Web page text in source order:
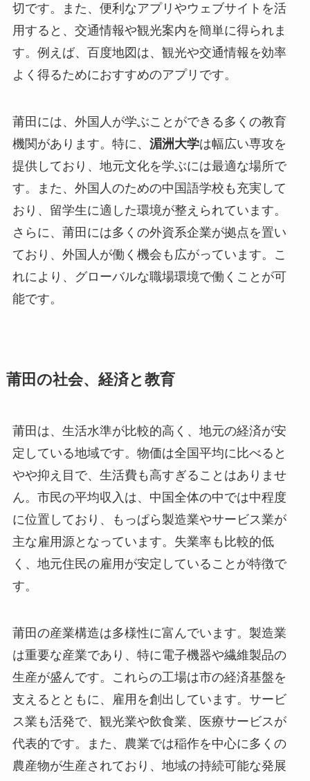
切です。また、便利なアプリやウェブサイトを活
用すると、交通情報や観光案内を簡単に得られま
す。例えば、百度地図は、観光や交通情報を効率
よく得るためにおすすめのアプリです。
莆田には、外国人が学ぶことができる多くの教育
機関があります。特に、 湄洲大学は幅広い専攻を
提供しており、地元文化を学ぶには最適な場所で
す。また、外国人のための中国語学校も充実して
おり、留学生に適した環境が整えられています。
さらに、莆田には多くの外資系企業が拠点を置い
ており、外国人が働く機会も広がっています。こ
れにより、グローバルな職場環境で働くことが可
能です。
莆田の社会、経済と教育
莆田は、生活水準が比較的高く、地元の経済が安
定している地域です。物価は全国平均に比べると
やや抑え目で、生活費も高すぎることはありませ
ん。市民の平均収入は、中国全体の中では中程度
に位置しており、もっぱら製造業やサービス業が
主な雇用源となっています。失業率も比較的低
く、地元住民の雇用が安定していることが特徴で
す。
莆田の産業構造は多様性に富んでいます。製造業
は重要な産業であり、特に電子機器や繊維製品の
生産が盛んです。これらの工場は市の経済基盤を
支えるとともに、雇用を創出しています。サービ
ス業も活発で、観光業や飲食業、医療サービスが
代表的です。また、農業では稲作を中心に多くの
農産物が生産されており、地域の持続可能な発展